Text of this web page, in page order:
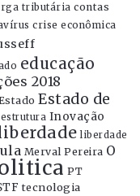
tributária contas
crise econômica
educação
2018
Estado de
Inovação
liberdade
Merval Pereira O
PT
tecnologia